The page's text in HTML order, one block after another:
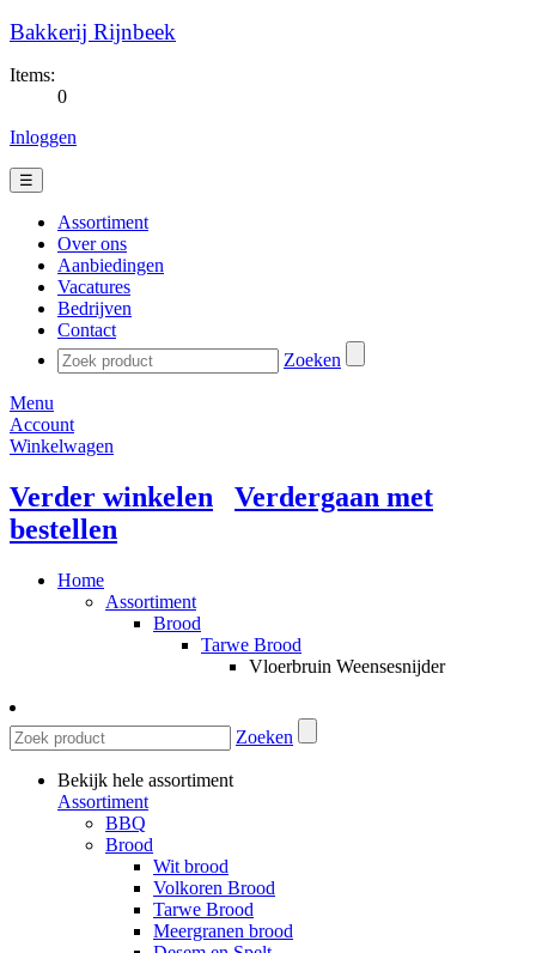
Bakkerij Rijnbeek
Items:
0
Inloggen
☰
Assortiment
Over ons
Aanbiedingen
Vacatures
Bedrijven
Contact
Zoeken
Menu
Account
Winkelwagen
Verder winkelen
Verdergaan met
bestellen
Home
Assortiment
Brood
Tarwe Brood
Vloerbruin Weensesnijder
Zoeken
Bekijk hele assortiment
Assortiment
BBQ
Brood
Wit brood
Volkoren Brood
Tarwe Brood
Meergranen brood